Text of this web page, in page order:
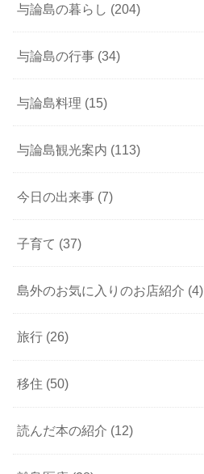
与論島の暮らし (204)
与論島の行事 (34)
与論島料理 (15)
与論島観光案内 (113)
今日の出来事 (7)
子育て (37)
島外のお気に入りのお店紹介 (4)
旅行 (26)
移住 (50)
読んだ本の紹介 (12)